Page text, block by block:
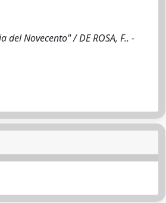
Novecento" / DE ROSA, F.. -